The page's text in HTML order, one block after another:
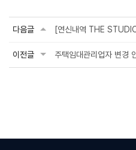
다음글
이전글 주택임대관리업자 변경